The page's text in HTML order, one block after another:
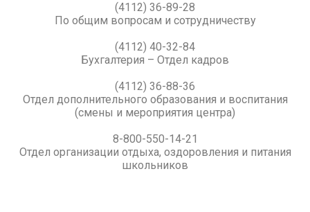
(4112) 36-89-28
По общим вопросам и сотрудничеству
(4112) 40-32-84
Бухгалтерия – Отдел кадров
(4112) 36-88-36
Отдел дополнительного образования и воспитания
(смены и мероприятия центра)
8-800-550-14-21
Отдел организации отдыха, оздоровления и питания
школьников